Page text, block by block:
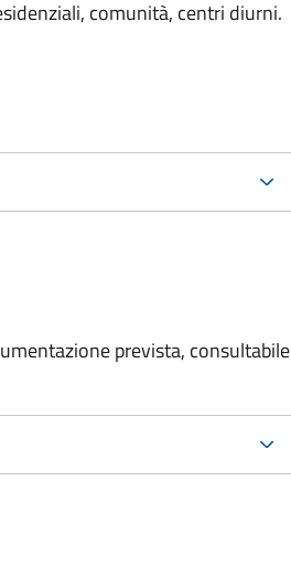
comunità, centri diurni.
prevista, consultabile